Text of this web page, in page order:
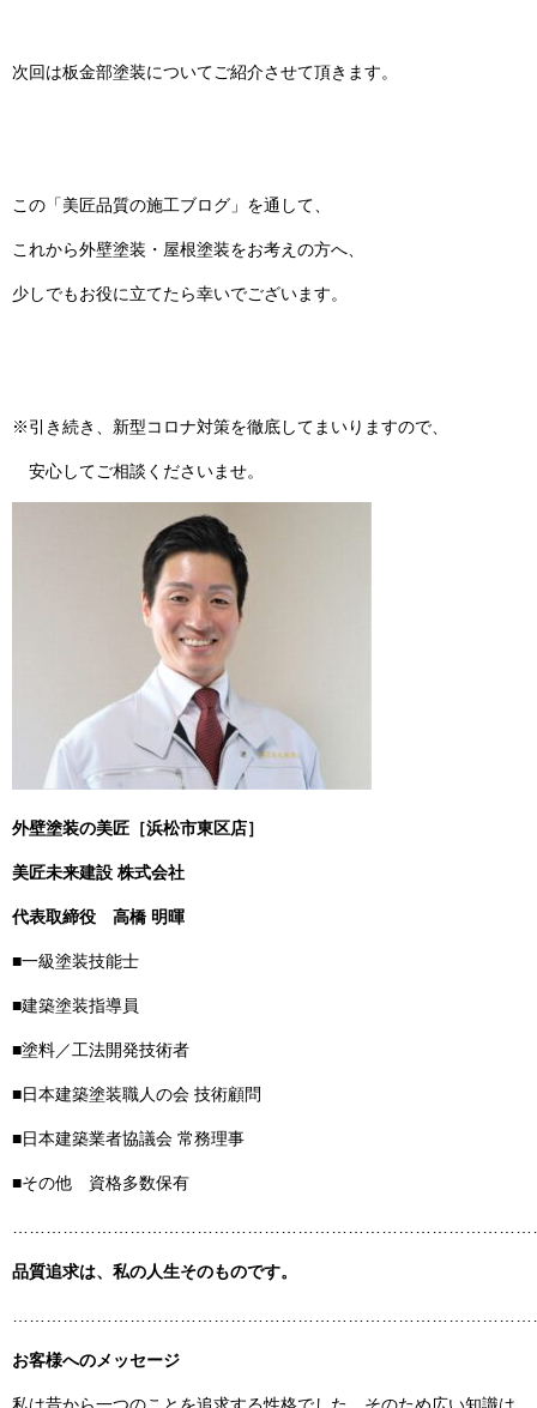
次回は板金部塗装についてご紹介させて頂きます。
この「美匠品質の施工ブログ」を通して、
これから外壁塗装・屋根塗装をお考えの方へ、
少しでもお役に立てたら幸いでございます。
※引き続き、新型コロナ対策を徹底してまいりますので、
安心してご相談くださいませ。
外壁塗装の美匠［浜松市東区店］
美匠未来建設 株式会社
代表取締役 高橋 明暉
■一級塗装技能士
■建築塗装指導員
■塗料／工法開発技術者
■日本建築塗装職人の会 技術顧問
■日本建築業者協議会 常務理事
■その他 資格多数保有
品質追求は、私の人生そのものです。
お客様へのメッセージ